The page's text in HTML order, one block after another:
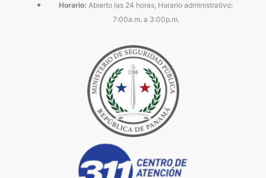
Horario: Abierto las 24 horas, Horario administrativo:
7:00a.m. a 3:00p.m.